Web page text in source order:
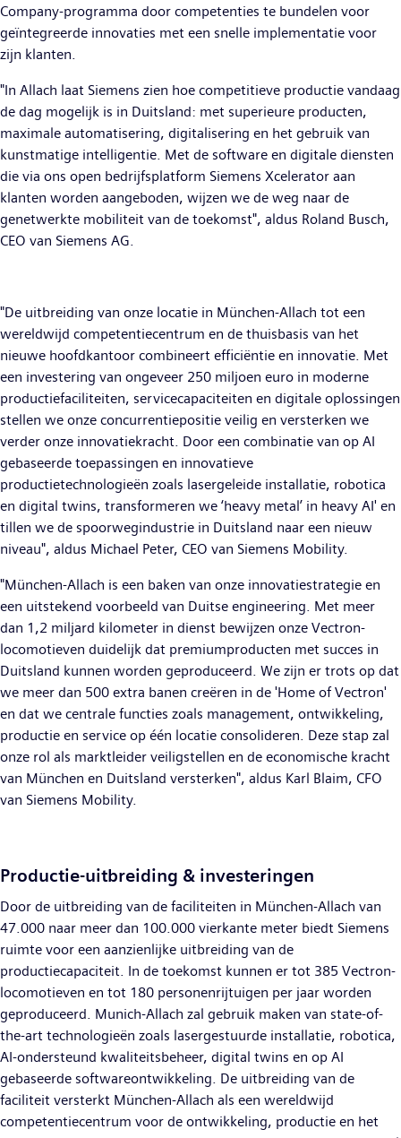
Company-programma door competenties te bundelen voor
geïntegreerde innovaties met een snelle implementatie voor
zijn klanten.
"In Allach laat Siemens zien hoe competitieve productie vandaag
de dag mogelijk is in Duitsland: met superieure producten,
maximale automatisering, digitalisering en het gebruik van
kunstmatige intelligentie. Met de software en digitale diensten
die via ons open bedrijfsplatform Siemens Xcelerator aan
klanten worden aangeboden, wijzen we de weg naar de
genetwerkte mobiliteit van de toekomst", aldus Roland Busch,
CEO van Siemens AG.
"De uitbreiding van onze locatie in München-Allach tot een
wereldwijd competentiecentrum en de thuisbasis van het
nieuwe hoofdkantoor combineert efficiëntie en innovatie. Met
een investering van ongeveer 250 miljoen euro in moderne
productiefaciliteiten, servicecapaciteiten en digitale oplossingen
stellen we onze concurrentiepositie veilig en versterken we
verder onze innovatiekracht. Door een combinatie van op AI
gebaseerde toepassingen en innovatieve
productietechnologieën zoals lasergeleide installatie, robotica
en digital twins, transformeren we ‘heavy metal’ in heavy AI' en
tillen we de spoorwegindustrie in Duitsland naar een nieuw
niveau", aldus Michael Peter, CEO van Siemens Mobility.
"München-Allach is een baken van onze innovatiestrategie en
een uitstekend voorbeeld van Duitse engineering. Met meer
dan 1,2 miljard kilometer in dienst bewijzen onze Vectron-
locomotieven duidelijk dat premiumproducten met succes in
Duitsland kunnen worden geproduceerd. We zijn er trots op dat
we meer dan 500 extra banen creëren in de 'Home of Vectron'
en dat we centrale functies zoals management, ontwikkeling,
productie en service op één locatie consolideren. Deze stap zal
onze rol als marktleider veiligstellen en de economische kracht
van München en Duitsland versterken", aldus Karl Blaim, CFO
van Siemens Mobility.
Productie-uitbreiding & investeringen
Door de uitbreiding van de faciliteiten in München-Allach van
47.000 naar meer dan 100.000 vierkante meter biedt Siemens
ruimte voor een aanzienlijke uitbreiding van de
productiecapaciteit. In de toekomst kunnen er tot 385 Vectron-
locomotieven en tot 180 personenrijtuigen per jaar worden
geproduceerd. Munich-Allach zal gebruik maken van state-of-
the-art technologieën zoals lasergestuurde installatie, robotica,
AI-ondersteund kwaliteitsbeheer, digital twins en op AI
gebaseerde softwareontwikkeling. De uitbreiding van de
faciliteit versterkt München-Allach als een wereldwijd
competentiecentrum voor de ontwikkeling, productie en het